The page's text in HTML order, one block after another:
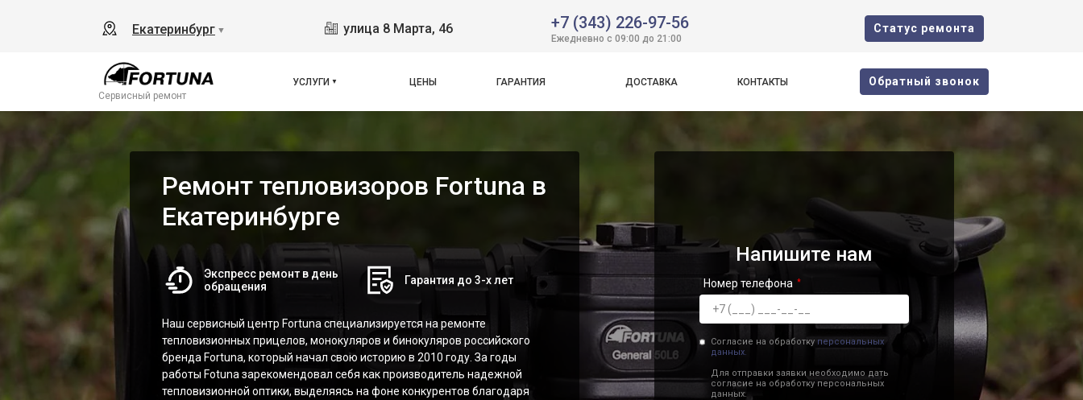
Екатеринбург ▼ улица 8 Марта, 46 +7 (343) 226-97-56
Ежедневно с 09:00 до 21:00
Cтатус ремонта
Сервисный ремонт
УСЛУГИ ЦЕНЫ ГАРАНТИЯ ДОСТАВКА КОНТАКТЫ Oбратный звонок
Ремонт тепловизоров Fortuna в
Екатеринбурге
Экспресс ремонт в день
обращения
Гарантия до 3-х лет
Наш сервисный центр Fortuna специализируется на ремонте
тепловизионных прицелов, монокуляров и бинокуляров российского
бренда Fortuna, который начал свою историю в 2010 году. За годы
работы Fotuna зарекомендовал себя как производитель надежной
тепловизионной оптики, выделяясь на фоне конкурентов благодаря
Напишите нам
Номер телефона
Согласие на обработку персональных
данных.
Для отправки заявки необходимо дать
согласие на обработку персональных
данных.